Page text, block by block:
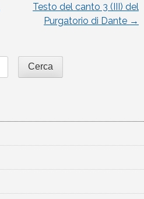
Testo del canto 3 (III) del
Purgatorio di Dante →
Cerca